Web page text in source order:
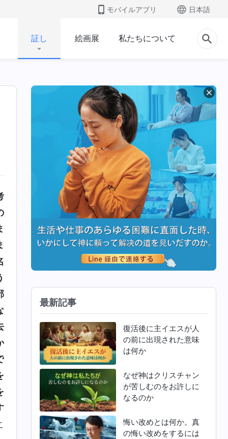
モバイルアプリ 日本語
証し 絵画展 私たちについて
最新記事
復活後に主イエスが人
の前に出現された意味
は何か
なぜ神はクリスチャン
が苦しむのをお許しに
なるのか
悔い改めとは何か。真
の悔い改めをするには